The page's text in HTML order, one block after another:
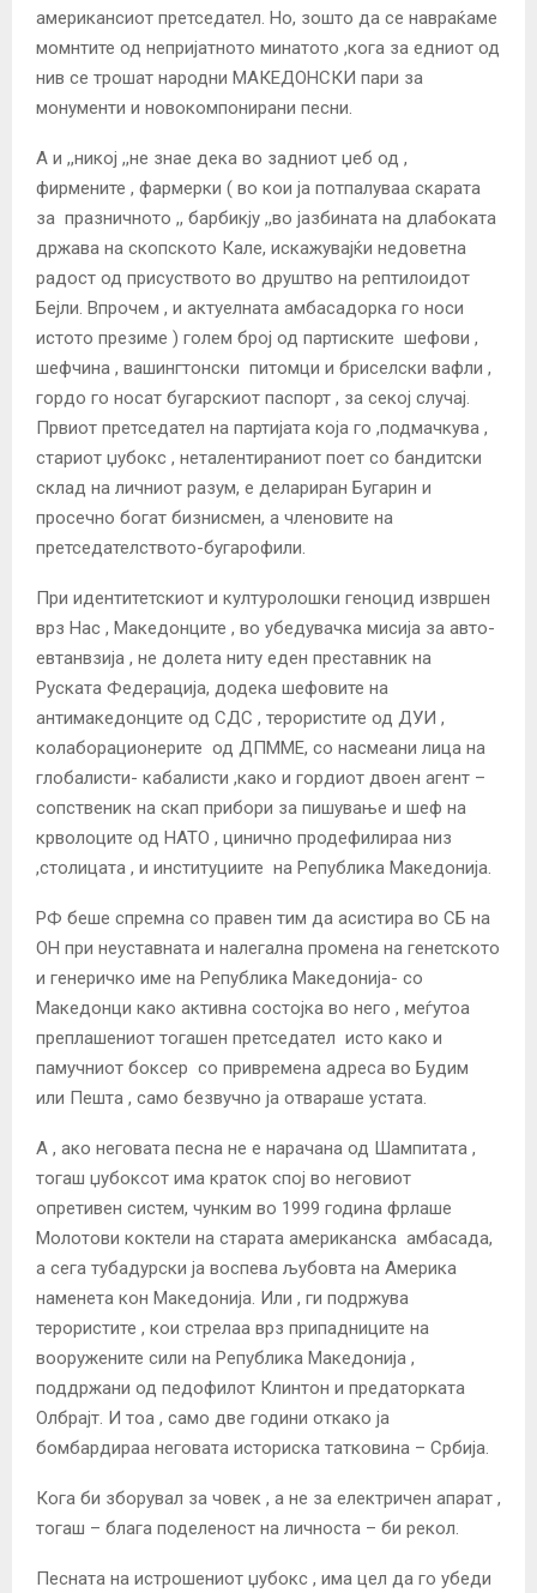
американсиот претседател. Но, зошто да се навраќаме
момнтите од неприjатното минатото ,кога за едниот од
нив се трошат народни МАКЕДОНСКИ пари за
монументи и новокомпонирани песни.
А и ,,никоj ,,не знае дека во задниот џеб од ,
фирмените , фармерки ( во кои ја потпалуваа скарата
за празничното ,, барбикjу ,,во јазбината на длабоката
држава на скопското Кале, искажуваjќи недоветна
радост од присуството во друштво на рептилоидот
Беjли. Впрочем , и актуелната амбасадорка го носи
истото презиме ) голем броj од партиските шефови ,
шефчина , вашингтонски питомци и бриселски вафли ,
гордо го носат бугарскиот паспорт , за секоj случаj.
Првиот претседател на партиjата коjа го ,подмачкува ,
стариот џубокс , неталентираниот поет со бандитски
склад на личниот разум, е делариран Бугарин и
просечно богат бизнисмен, а членовите на
претседателството-бугарофили.
При идентитетскиот и културолошки геноцид извршен
врз Нас , Македонците , во убедувачка мисиjа за авто-
евтанвзиjа , не долета ниту еден преставник на
Руската Федерациjа, додека шефовите на
антимакедонците од СДС , терористите од ДУИ ,
колаборационерите од ДПММЕ, со насмеани лица на
глобалисти- кабалисти ,како и гордиот двоен агент –
сопственик на скап прибори за пишување и шеф на
крволоците од НАТО , цинично продефилираа низ
,столицата , и институциите на Република Македониjа.
РФ беше спремна со правен тим да асистира во СБ на
ОН при неуставната и налегална промена на генетското
и генеричко име на Република Македониjа- со
Македонци како активна состоjка во него , меѓутоа
преплашениот тогашен претседател исто како и
памучниот боксер со привремена адреса во Будим
или Пешта , само безвучно jа отвараше устата.
А , ако неговата песна не е нарачана од Шампитата ,
тогаш џубоксот има краток споj во неговиот
опретивен систем, чунким во 1999 година фрлаше
Молотови коктели на старата американска амбасада,
а сега тубадурски jа воспева љубовта на Америка
наменета кон Македониjа. Или , ги подржува
терористите , кои стрелаа врз припадниците на
вооружените сили на Република Македониjа ,
поддржани од педофилот Клинтон и предаторката
Олбраjт. И тоа , само две години откако jа
бомбардираа неговата историска татковина – Србиjа.
Кога би зборувал за човек , а не за електричен апарат ,
тогаш – блага поделеност на личноста – би рекол.
Песната на истрошениот џубокс , има цел да го убеди